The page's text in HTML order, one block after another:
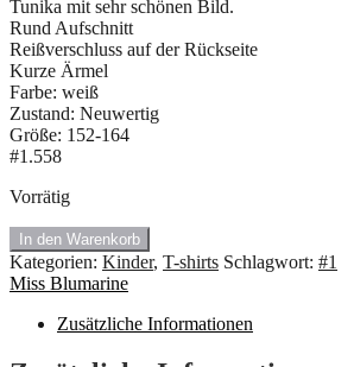
war:
39 €
ist:
24 €.
Tunika mit sehr schönen Bild.
Rund Aufschnitt
Reißverschluss auf der Rückseite
Kurze Ärmel
Farbe: weiß
Zustand: Neuwertig
Größe: 152-164
#1.558
Vorrätig
#1.558
Tunika
von
Blumarine
In den Warenkorb
Kategorien: Kinder, T-shirts Schlagwort: #1
Miss Blumarine
Zusätzliche Informationen